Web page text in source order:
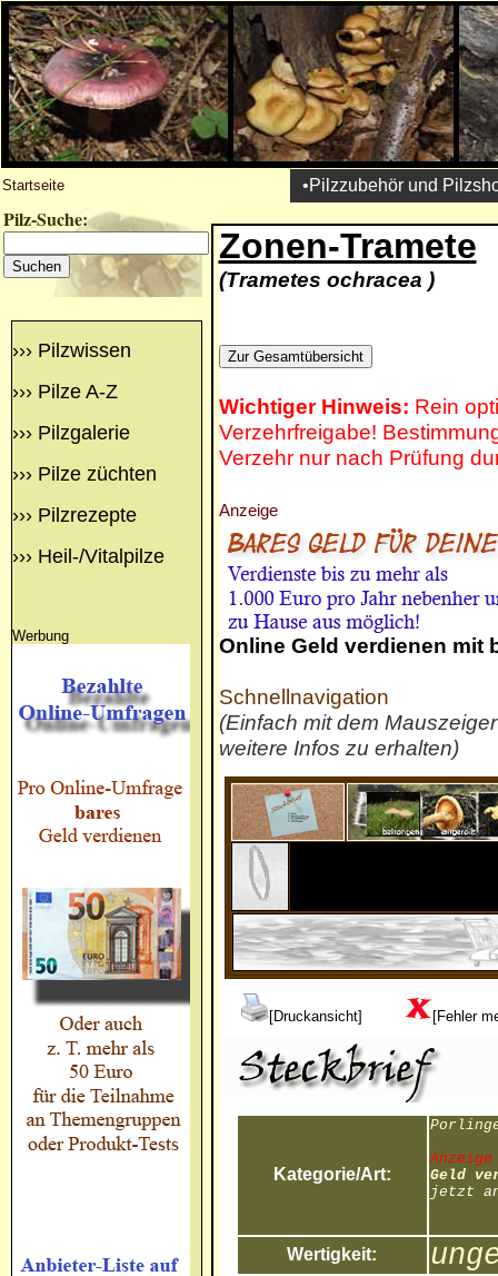
Startseite •Pilzzubehör und
Pilz-Suche:
››› Pilzwissen
››› Pilze A-Z
››› Pilzgalerie
››› Pilze züchten
››› Pilzrezepte
››› Heil-/Vitalpilze
Werbung
Zonen-Tramete
(Trametes ochracea )
Wichtiger Hinweis: Rein
Verzehrfreigabe!
Verzehr nur nach Prüfung
Anzeige
Online Geld verdienen mit
Schnellnavigation
(Einfach mit dem
weitere Infos zu erhalten)
[Druckansicht] [Fehler
Kategorie/Art:
Anzeige
Geld
jetzt
Wertigkeit: